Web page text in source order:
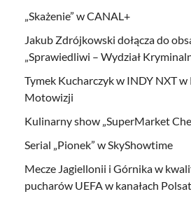
„Skażenie” w CANAL+
Jakub Zdrójkowski dołącza do
„Sprawiedliwi – Wydział
Tymek Kucharczyk w INDY NXT
Motowizji
Kulinarny show „SuperMarket
Serial „Pionek” w SkyShowtime
Mecze Jagiellonii i Górnika w
pucharów UEFA w kanałach